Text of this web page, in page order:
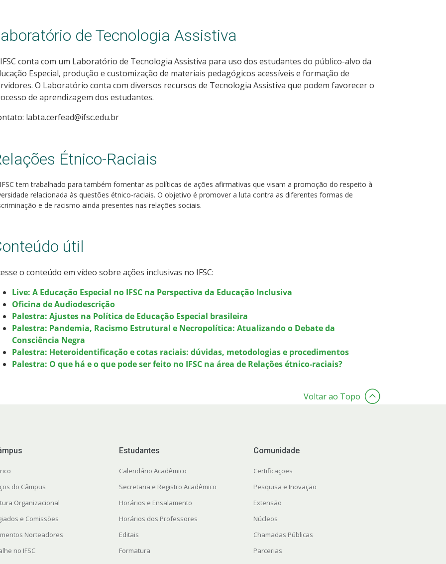
de Tecnologia Assistiva
conta com um Laboratório de Tecnologia Assistiva para uso dos estudantes do público-alvo da
Especial, produção e customização de materiais pedagógicos acessíveis e formação de
O Laboratório conta com diversos recursos de Tecnologia Assistiva que podem favorecer o
de aprendizagem dos estudantes.
labta.cerfead@ifsc.edu.br
Étnico-Raciais
tem trabalhado para também fomentar as políticas de ações afirmativas que visam a promoção do respeito à
relacionada às questões étnico-raciais. O objetivo é promover a luta contra as diferentes formas de
e de racismo ainda presentes nas relações sociais.
útil
o conteúdo em vídeo sobre ações inclusivas no IFSC:
Live: A Educação Especial no IFSC na Perspectiva da Educação Inclusiva
Oficina de Audiodescrição
Palestra: Ajustes na Política de Educação Especial brasileira
Palestra: Pandemia, Racismo Estrutural e Necropolítica: Atualizando o Debate da
Consciência Negra
Palestra: Heteroidentificação e cotas raciais: dúvidas, metodologias e procedimentos
Palestra: O que há e o que pode ser feito no IFSC na área de Relações étnico-raciais?
Voltar ao Topo
do Câmpus
Organizacional
e Comissões
Norteadores
no IFSC
Estudantes
Calendário Acadêmico
Secretaria e Registro Acadêmico
Horários e Ensalamento
Horários dos Professores
Editais
Formatura
Comunidade
Certificações
Pesquisa e Inovação
Extensão
Núcleos
Chamadas Públicas
Parcerias